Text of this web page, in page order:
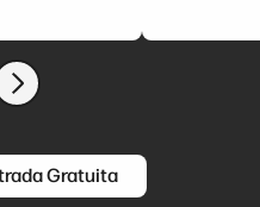
slide
Next slide
Gratuita